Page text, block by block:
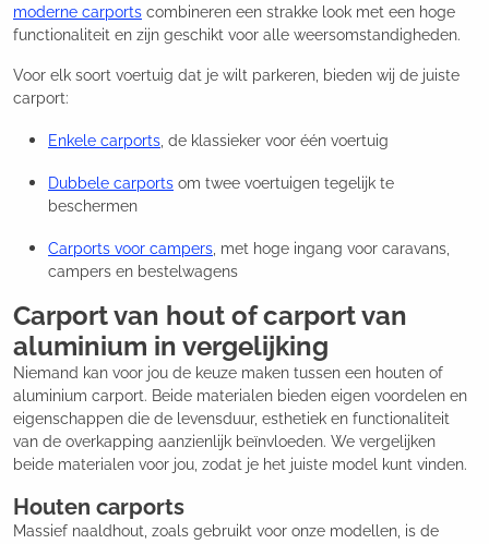
moderne carports combineren een strakke look met een hoge
functionaliteit en zijn geschikt voor alle weersomstandigheden.
Voor elk soort voertuig dat je wilt parkeren, bieden wij de juiste
carport:
Enkele carports, de klassieker voor één voertuig
Dubbele carports om twee voertuigen tegelijk te
beschermen
Carports voor campers, met hoge ingang voor caravans,
campers en bestelwagens
Carport van hout of carport van
aluminium in vergelijking
Niemand kan voor jou de keuze maken tussen een houten of
aluminium carport. Beide materialen bieden eigen voordelen en
eigenschappen die de levensduur, esthetiek en functionaliteit
van de overkapping aanzienlijk beïnvloeden. We vergelijken
beide materialen voor jou, zodat je het juiste model kunt vinden.
Houten carports
Massief naaldhout, zoals gebruikt voor onze modellen, is de